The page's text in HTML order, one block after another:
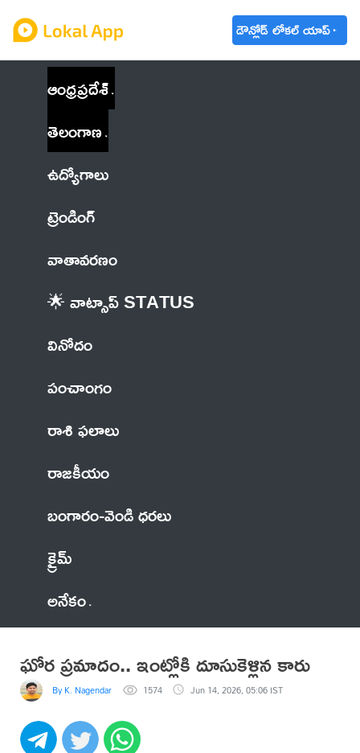
డౌన్లోడ్ లోకల్ యాప్
ఆంధ్రప్రదేశ్
తెలంగాణ
ఉద్యోగాలు
ట్రెండింగ్
వాతావరణం
🌟 వాట్సాప్ STATUS
వినోదం
పంచాంగం
రాశి ఫలాలు
రాజకీయం
బంగారం-వెండి ధరలు
క్రైమ్
అనేకం
ఘోర ప్రమాదం.. ఇంట్లోకి దూసుకెళ్లిన కారు
By K. Nagendar 1574 Jun 14, 2026, 05:06 IST